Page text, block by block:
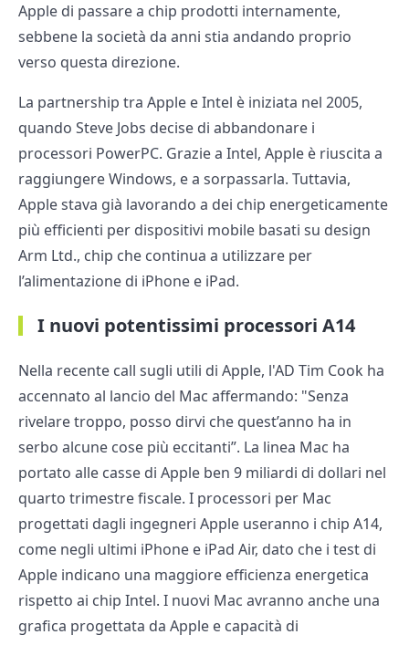
Apple di passare a chip prodotti internamente,
sebbene la società da anni stia andando proprio
verso questa direzione.
La partnership tra Apple e Intel è iniziata nel 2005,
quando Steve Jobs decise di abbandonare i
processori PowerPC. Grazie a Intel, Apple è riuscita a
raggiungere Windows, e a sorpassarla. Tuttavia,
Apple stava già lavorando a dei chip energeticamente
più efficienti per dispositivi mobile basati su design
Arm Ltd., chip che continua a utilizzare per
l’alimentazione di iPhone e iPad.
I nuovi potentissimi processori A14
Nella recente call sugli utili di Apple, l'AD Tim Cook ha
accennato al lancio del Mac affermando: "Senza
rivelare troppo, posso dirvi che quest’anno ha in
serbo alcune cose più eccitanti”. La linea Mac ha
portato alle casse di Apple ben 9 miliardi di dollari nel
quarto trimestre fiscale. I processori per Mac
progettati dagli ingegneri Apple useranno i chip A14,
come negli ultimi iPhone e iPad Air, dato che i test di
Apple indicano una maggiore efficienza energetica
rispetto ai chip Intel. I nuovi Mac avranno anche una
grafica progettata da Apple e capacità di